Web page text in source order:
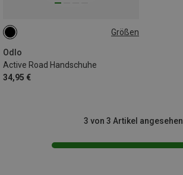
Größen
Odlo
Active Road Handschuhe
34,95 €
XS
3 von 3 Artikel angesehen